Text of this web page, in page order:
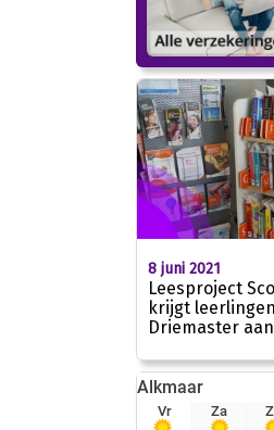
8 juni 2021
Leesproject
krijgt
Driemaster